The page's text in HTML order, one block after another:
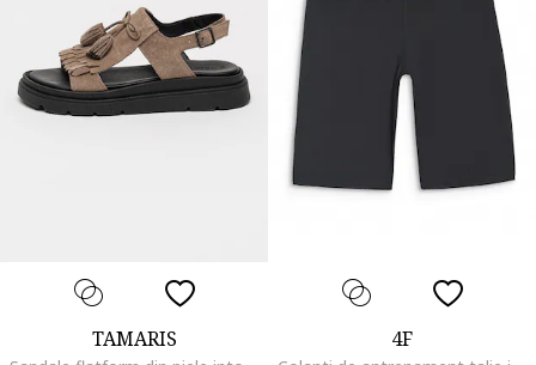
TAMARIS 4F